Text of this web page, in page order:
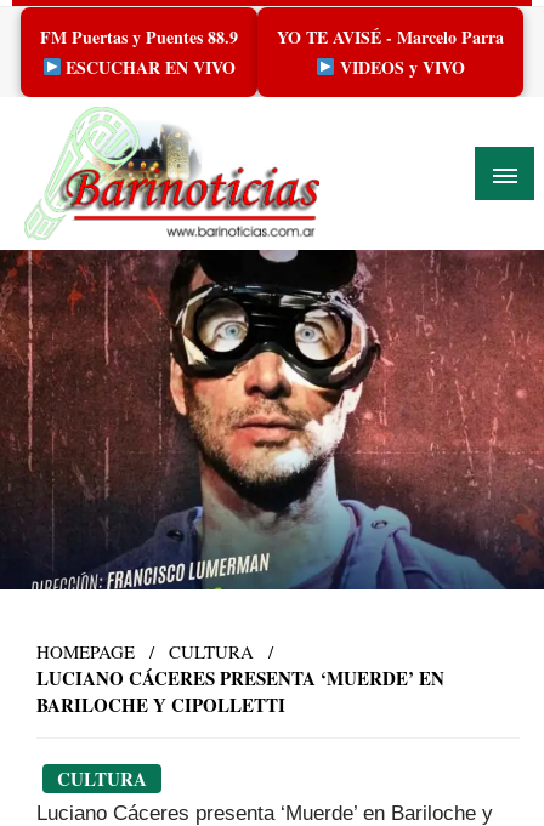
Skip
content
FM Puertas y Puentes 88.9
ESCUCHAR EN VIVO
YO TE AVISÉ - Marcelo Parra
VIDEOS y VIVO
HOMEPAGE CULTURA
LUCIANO CÁCERES PRESENTA ‘MUERDE’ EN
BARILOCHE Y CIPOLLETTI
CULTURA
Luciano Cáceres presenta ‘Muerde’ en Bariloche y